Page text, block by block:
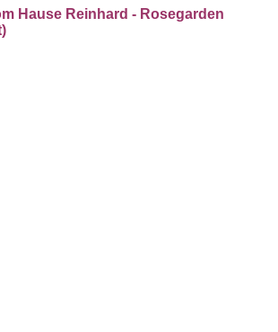
Hause Reinhard - Rosegarden